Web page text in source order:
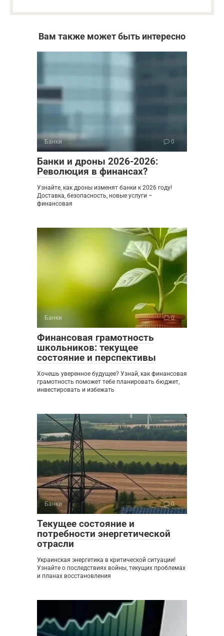
Вам также может быть интересно
Банки 0
Банки и дроны 2026-2026:
Революция в финансах?
Узнайте, как дроны изменят банки к 2026 году!
Доставка, безопасность, новые услуги –
финансовая
Банки 0
Финансовая грамотность
школьников: текущее
состояние и перспективы
Хочешь уверенное будущее? Узнай, как финансовая
грамотность поможет тебе планировать бюджет,
инвестировать и избежать
Банки 0
Текущее состояние и
потребности энергетической
отрасли
Украинская энергетика в критической ситуации!
Узнайте о последствиях войны, текущих проблемах
и планах восстановления